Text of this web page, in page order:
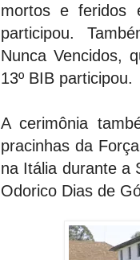
mortos e feridos
participou.
Nunca Vencidos,
13º BIB participou.
A cerimônia
pracinhas da
na Itália durante a
Odorico Dias de